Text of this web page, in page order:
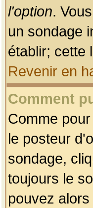
l'option.
un sondage
établir; cette
Revenir en
Comment
Comme
le posteur
sondage,
toujours le
pouvez